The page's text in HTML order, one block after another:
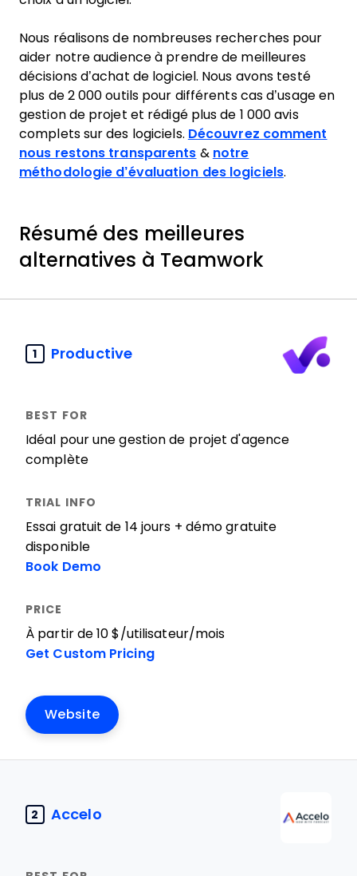
Nous réalisons de nombreuses recherches pour
aider notre audience à prendre de meilleures
décisions d’achat de logiciel. Nous avons testé
plus de 2 000 outils pour différents cas d’usage en
gestion de projet et rédigé plus de 1 000 avis
complets sur des logiciels. Découvrez comment
nous restons transparents & notre
méthodologie d’évaluation des logiciels.
Résumé des meilleures
alternatives à Teamwork
1 Productive
Idéal pour une gestion de projet d'agence
complète
Essai gratuit de 14 jours + démo gratuite
disponible
Book Demo
À partir de 10 $/utilisateur/mois
Get Custom Pricing
Website
2 Accelo